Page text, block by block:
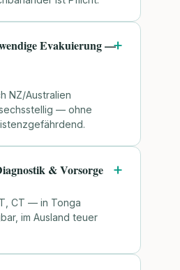
Evakuierung —
NZ/Australien
— ohne
& Vorsorge
CT — in Tonga
im Ausland teuer